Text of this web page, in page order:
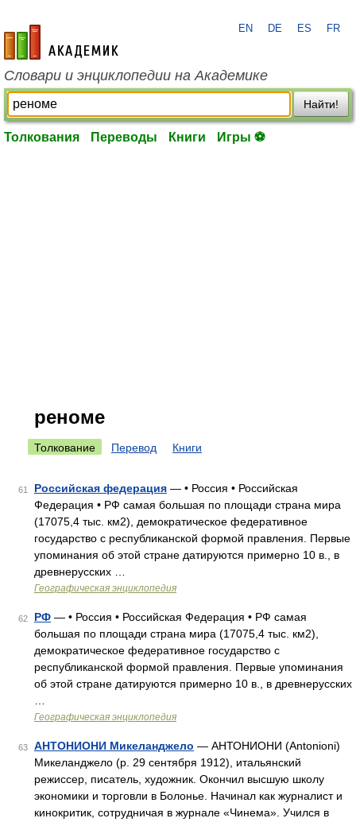
academic.ru
EN DE ES FR
Словари и энциклопедии на Академике
Найти!
Толкования Переводы Книги Игры ⚽
реноме
Толкование Перевод Книги
61 Российская федерация — • Россия • Российская
Федерация • РФ самая большая по площади страна мира
(17075,4 тыс. км2), демократическое федеративное
государство с республиканской формой правления. Первые
упоминания об этой стране датируются примерно 10 в., в
древнерусских …
Географическая энциклопедия
62 РФ — • Россия • Российская Федерация • РФ самая
большая по площади страна мира (17075,4 тыс. км2),
демократическое федеративное государство с
республиканской формой правления. Первые упоминания
об этой стране датируются примерно 10 в., в древнерусских
Географическая энциклопедия
63 АНТОНИОНИ Микеланджело — АНТОНИОНИ (Antonioni)
Микеланджело (р. 29 сентября 1912), итальянский
режиссер, писатель, художник. Окончил высшую школу
экономики и торговли в Болонье. Начинал как журналист и
кинокритик, сотрудничая в журнале «Чинема». Учился в